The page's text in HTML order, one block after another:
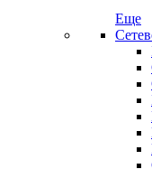
Еще